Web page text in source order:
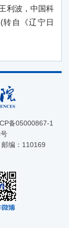
利波，中国科
自《辽宁日
备05000867-1
邮编：110169